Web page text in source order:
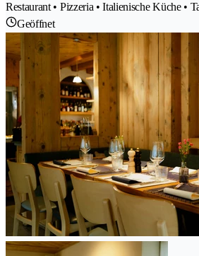
Restaurant • Pizzeria • Italienische Küche •
Geöffnet